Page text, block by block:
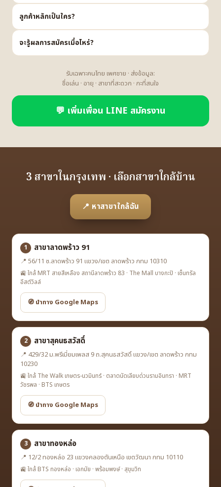
ลูกค้าหลักเป็นใคร?
จะรู้ผลการสมัครเมื่อไหร่?
รับเฉพาะคนไทย เพศชาย · ส่งข้อมูล:
ชื่อเล่น · อายุ · สาขาที่สะดวก · กะที่สนใจ
💬 เพิ่มเพื่อน LINE สมัครงาน
3 สาขาในกรุงเทพ · เลือกสาขาใกล้บ้าน
📍 หาสาขาใกล้ฉัน
1 สาขาลาดพร้าว 91
📍 56/11 ซ.ลาดพร้าว 91 แขวง/เขต ลาดพร้าว กทม 10310
🚉 ใกล้ MRT สายสีเหลือง สถานีลาดพร้าว 83 · The Mall บางกะปิ · เซ็นทรัล
อีสต์วิลล์
🧭 นำทาง Google Maps
2 สาขาสุคนธสวัสดิ์
📍 429/32 ม.พรีเมี่ยมเพลส 9 ถ.สุคนธสวัสดิ์ แขวง/เขต ลาดพร้าว กทม
10230
🚉 ใกล้ The Walk เกษตร-นวมินทร์ · ตลาดนัดเลียบด่วนรามอินทรา · MRT
วัชรพล · BTS เกษตร
🧭 นำทาง Google Maps
3 สาขาทองหล่อ
📍 12/2 ทองหล่อ 23 แขวงคลองตันเหนือ เขตวัฒนา กทม 10110
🚉 ใกล้ BTS ทองหล่อ · เอกมัย · พร้อมพงษ์ · สุขุมวิท